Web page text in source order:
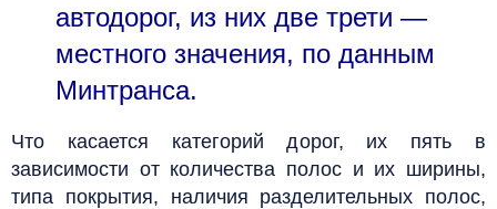
автодорог, из них две трети —
местного значения, по данным
Минтранса.
Что касается категорий дорог, их пять в
зависимости от количества полос и их ширины,
типа покрытия, наличия разделительных полос,